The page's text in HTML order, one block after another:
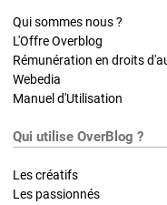
Qui sommes nous ?
L'Offre Overblog
Rémunération en droits
Webedia
Manuel d'Utilisation
Qui utilise OverBlog ?
Les créatifs
Les passionnés